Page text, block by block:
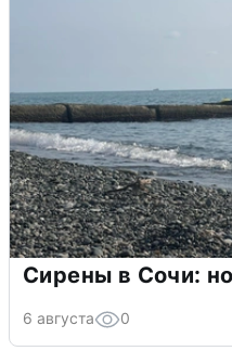
Сирены в Сочи:
6 августа 0